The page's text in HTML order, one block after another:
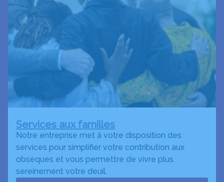
Services aux familles
Notre entreprise met à votre disposition des
services pour simplifier votre contribution aux
obsèques et vous permettre de vivre plus
sereinement votre deuil.